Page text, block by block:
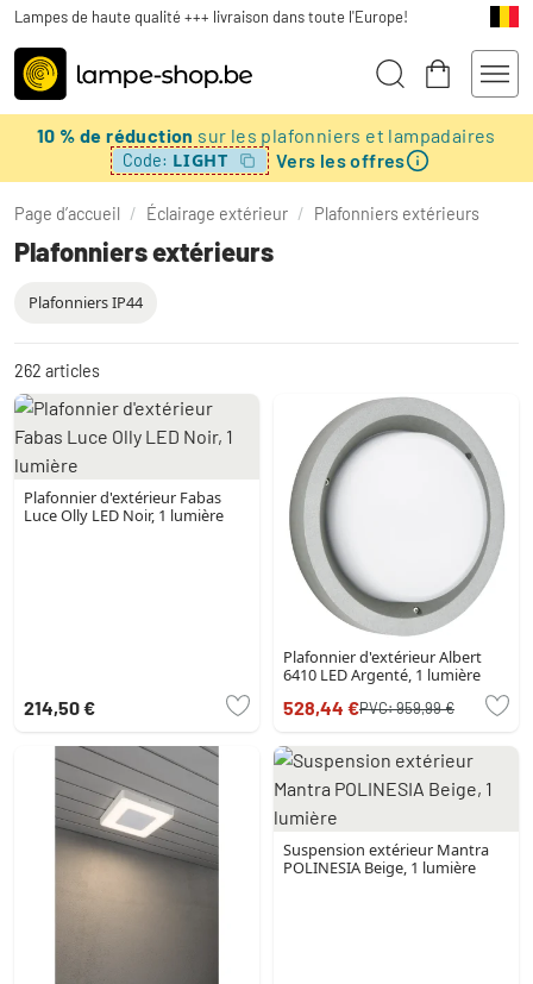
Lampes de haute qualité +++ livraison dans toute l'Europe!
10 % de réduction sur les plafonniers et lampadaires
Code: LIGHT Vers les offres
Page d’accueil / Éclairage extérieur / Plafonniers extérieurs
Plafonniers extérieurs
Plafonniers IP44
262 articles
Plafonnier d'extérieur Fabas
Luce Olly LED Noir, 1 lumière
214,50 €
Plafonnier d'extérieur Albert
6410 LED Argenté, 1 lumière
528,44 €PVC:959,99 €
Suspension extérieur Mantra
POLINESIA Beige, 1 lumière